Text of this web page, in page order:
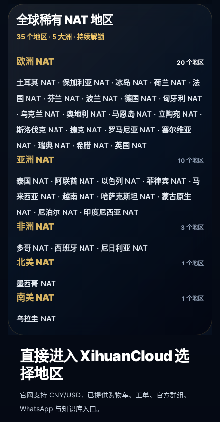
全球稀有 NAT 地区
35 个地区 · 5 大洲 · 持续解锁
欧洲 NAT 20 个地区
土耳其 NAT · 保加利亚 NAT · 冰岛 NAT · 荷兰 NAT · 法
国 NAT · 芬兰 NAT · 波兰 NAT · 德国 NAT · 匈牙利 NAT
· 乌克兰 NAT · 奥地利 NAT · 马恩岛 NAT · 立陶宛 NAT ·
斯洛伐克 NAT · 捷克 NAT · 罗马尼亚 NAT · 塞尔维亚
NAT · 瑞典 NAT · 希腊 NAT · 英国 NAT
亚洲 NAT 10 个地区
泰国 NAT · 阿联酋 NAT · 以色列 NAT · 菲律宾 NAT · 马
来西亚 NAT · 越南 NAT · 哈萨克斯坦 NAT · 蒙古原生
NAT · 尼泊尔 NAT · 印度尼西亚 NAT
非洲 NAT 3 个地区
多哥 NAT · 西班牙 NAT · 尼日利亚 NAT
北美 NAT 1 个地区
墨西哥 NAT
南美 NAT 1 个地区
乌拉圭 NAT
直接进入 XihuanCloud 选
择地区
官网支持 CNY/USD，已提供购物车、工单、官方群组、
WhatsApp 与知识库入口。